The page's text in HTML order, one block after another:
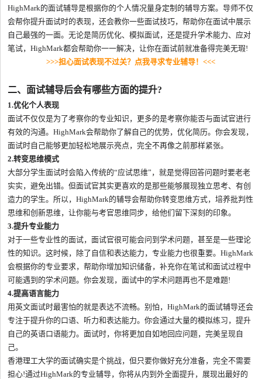
HighMark的面试辅导是根据你的个人情况量身定制的辅导方案。导师不仅
会帮你提升面试时的表现，还会教你一些面试技巧，帮助你在面试中展示
自己最强的一面。无论是简历优化、模拟面试，还是提升学术能力、应对
笔试，HighMark都会帮助你一一解决，让你在面试前就准备得完美无瑕!
>>>担心面试表现不过关？点我寻求专业辅导！<<<
二、面试辅导后会有哪些方面的提升?
1.优化个人表现
面试不仅仅是为了考察你的专业知识，更多的是考察你能否与面试官进行
有效的沟通。HighMark会帮助你了解自己的优势，优化简历。你会发现，
面试时自己能够更加轻松地展示亮点，完全不再像之前那样紧张。
2.转变思维模式
大部分学生面试时会陷入传统的“应试思维”，就是觉得回答问题时要老老
实实，避免出错。但面试官其实更喜欢的是那些能够展现独立思考、有创
造力的学生。所以，HighMark的辅导会帮助你转变思维方式，培养批判性
思维和创新思维，让你能与考官思维同步，给他们留下深刻的印象。
3.提升专业能力
对于一些专业性的面试，面试官很可能会问到学术问题，甚至是一些理论
性的知识。这时候，除了自信和表达能力，专业能力也很重要。HighMark
会根据你的专业要求，帮助你增加知识储备，补充你在笔试和面试过程中
可能遇到的学术问题。你会发现，面试中的学术问题再也不是难题!
4.提高语言能力
用英文面试时最害怕的就是表达不流畅。别怕，HighMark的面试辅导还会
专注于提升你的口语、听力和表达能力。你会通过大量的模拟练习，提升
自己的英语口语能力。面试时，你将更加自如地回应问题，完美呈现自
己。
香港理工大学的面试确实是个挑战，但只要你做好充分准备，完全不需要
担心!通过HighMark的专业辅导，你将从内到外全面提升，展现出最好的